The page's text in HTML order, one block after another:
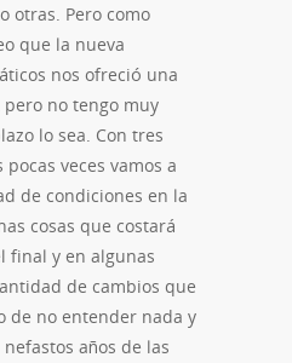
otras. Pero como
que la nueva
nos ofreció una
no tengo muy
lo sea. Con tres
veces vamos a
de condiciones en la
cosas que costará
final y en algunas
de cambios que
de no entender nada y
años de las